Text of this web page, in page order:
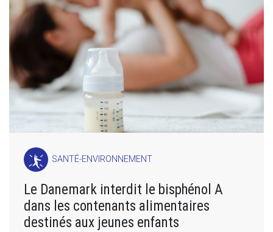
SANTÉ-ENVIRONNEMENT
Le Danemark interdit le bisphénol A
dans les contenants alimentaires
destinés aux jeunes enfants